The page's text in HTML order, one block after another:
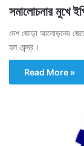
সমালোচনার মুখে
দেশ জোড়া আলোড়নের
হল কেন্দ্র।
Read More »